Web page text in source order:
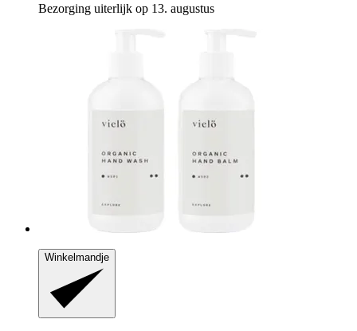
Bezorging uiterlijk op 13. augustus
Winkelmandje